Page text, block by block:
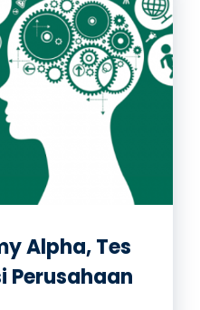
Alpha, Tes
Perusahaan